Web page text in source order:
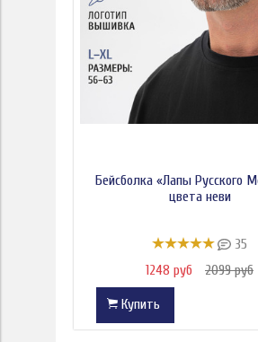
Бейсболка «Лапы Русского
цвета неви
35
1248 руб
2099 руб
Купить